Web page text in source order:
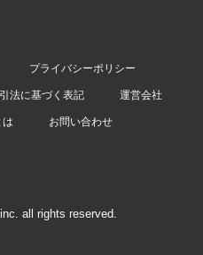
プライバシーポリシー
法に基づく表記 運営会社
は お問い合わせ
all rights reserved.